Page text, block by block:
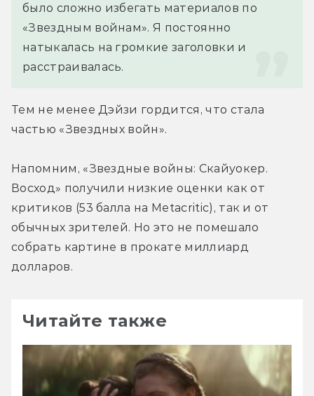
было сложно избегать материалов по
«Звездным войнам». Я постоянно
натыкалась на громкие заголовки и
расстраивалась.
Тем не менее Дэйзи гордится, что стала
частью «Звездных войн».
Напомним, «Звездные войны: Скайуокер.
Восход» получили низкие оценки как от
критиков (53 балла на Metacritic), так и от
обычных зрителей. Но это не помешало
собрать картине в прокате миллиард
долларов.
Читайте также